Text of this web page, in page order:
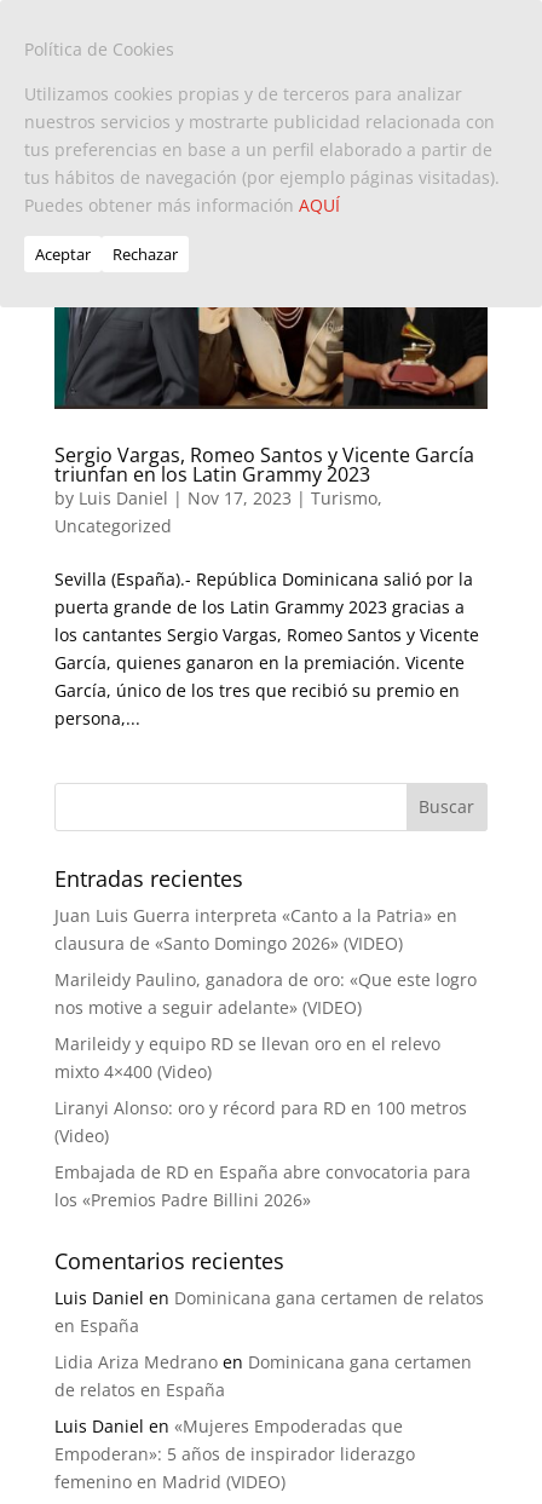
Sergio Vargas, Romeo Santos y Vicente García
triunfan en los Latin Grammy 2023
by Luis Daniel | Nov 17, 2023 | Turismo,
Uncategorized
Sevilla (España).- República Dominicana salió por la
puerta grande de los Latin Grammy 2023 gracias a
los cantantes Sergio Vargas, Romeo Santos y Vicente
García, quienes ganaron en la premiación. Vicente
García, único de los tres que recibió su premio en
persona,...
Entradas recientes
Juan Luis Guerra interpreta «Canto a la Patria» en
clausura de «Santo Domingo 2026» (VIDEO)
Marileidy Paulino, ganadora de oro: «Que este logro
nos motive a seguir adelante» (VIDEO)
Marileidy y equipo RD se llevan oro en el relevo
mixto 4×400 (Video)
Liranyi Alonso: oro y récord para RD en 100 metros
(Video)
Embajada de RD en España abre convocatoria para
los «Premios Padre Billini 2026»
Comentarios recientes
Luis Daniel en Dominicana gana certamen de relatos
en España
Lidia Ariza Medranoen Dominicana gana certamen
de relatos en España
Luis Daniel en «Mujeres Empoderadas que
Empoderan»: 5 años de inspirador liderazgo
femenino en Madrid (VIDEO)
Política de Cookies
Utilizamos cookies propias y de terceros para analizar
nuestros servicios y mostrarte publicidad relacionada con
tus preferencias en base a un perfil elaborado a partir de
tus hábitos de navegación (por ejemplo páginas visitadas).
Puedes obtener más información AQUÍ
Aceptar Rechazar